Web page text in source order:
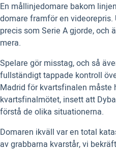
En mållinjedomare bakom
domare framför en videorepris.
precis som Serie A gjorde, och
mera.
Spelare gör misstag, och så
fullständigt tappade kontroll
Madrid för kvartsfinalen måste
kvartsfinalmötet, insett att
förstå de olika situationerna.
Domaren ikväll var en total
av grabbarna kvarstår, vi